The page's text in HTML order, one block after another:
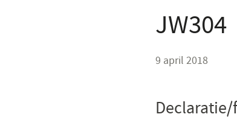
JW304
9 april 2018